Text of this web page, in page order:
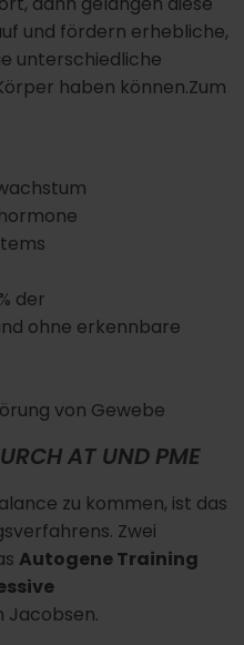
und fördern erhebliche,
unterschiedliche
haben können.Zum
der
ohne erkennbare
von Gewebe
AT UND PME
zu kommen, ist das
Zwei
Autogene Training
Jacobsen.